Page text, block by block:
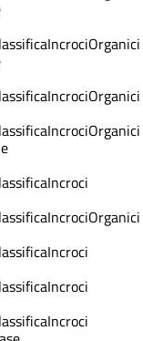
IncrociOrganici
IncrociOrganici
IncrociOrganici
Incroci
IncrociOrganici
Incroci
Incroci
Incroci